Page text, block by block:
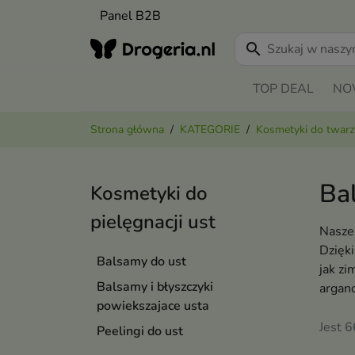
Panel B2B
search
TOP DEAL
Strona główna KATEGORIE Kosmetyki do
Kosmetyki do
pielęgnacji ust
Balsamy do ust
Balsamy i błyszczyki
powiekszajace usta
Peelingi do ust
jak
Jest